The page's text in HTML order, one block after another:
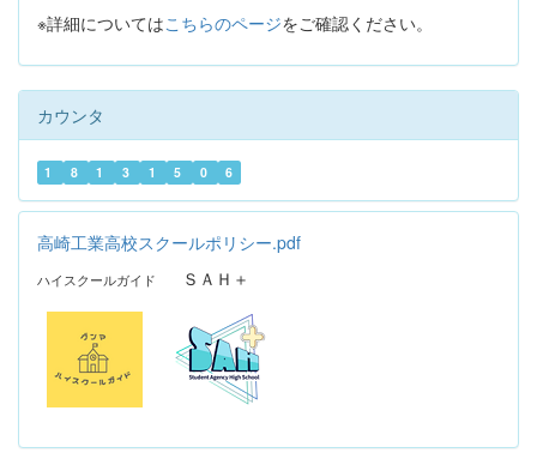
※詳細についてはこちらのページをご確認ください。
カウンタ
1 8 1 3 1 5 0 6
高崎工業高校スクールポリシー.pdf
ハイスクールガイド ＳＡＨ＋